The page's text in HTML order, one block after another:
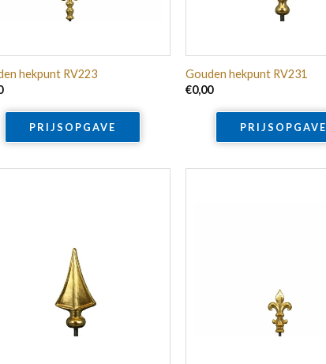
hekpunt RV223
PRIJSOPGAVE
Gouden hekpunt RV231
€0,00
PRIJSOPGAVE